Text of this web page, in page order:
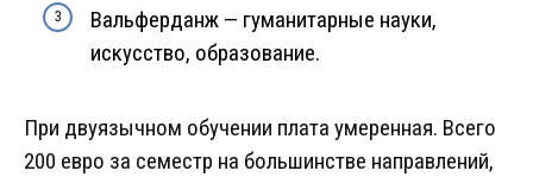
Вальферданж — гуманитарные науки,
искусство, образование.
При двуязычном обучении плата умеренная. Всего
200 евро за семестр на большинстве направлений,